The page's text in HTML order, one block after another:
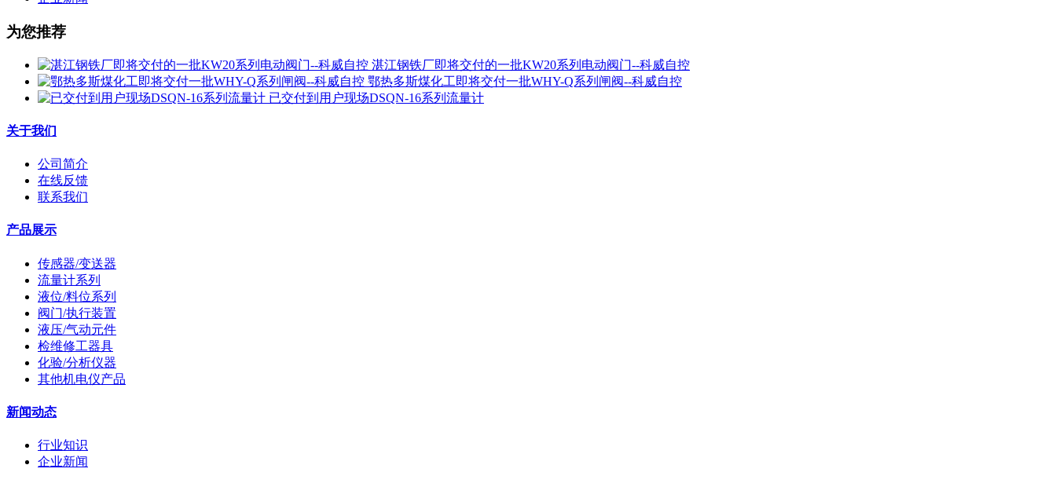
为您推荐
湛江钢铁厂即将交付的一批KW20系列电动阀门--科威自控
鄂热多斯煤化工即将交付一批WHY-Q系列闸阀--科威自控
已交付到用户现场DSQN-16系列流量计
关于我们
公司简介
在线反馈
联系我们
产品展示
传感器/变送器
流量计系列
液位/料位系列
阀门/执行装置
液压/气动元件
检维修工器具
化验/分析仪器
其他机电仪产品
新闻动态
行业知识
企业新闻